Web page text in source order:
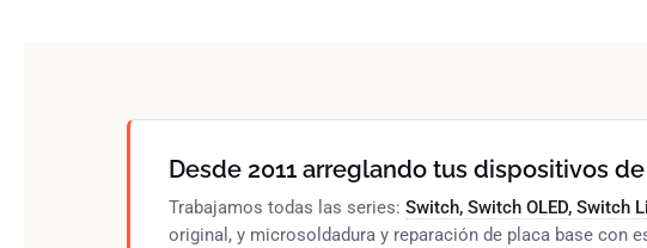
Desde 2011 arreglando tus dispositivos
Trabajamos todas las series: Switch, Switch OLED, Switch
original, y microsoldadura y reparación de placa base con